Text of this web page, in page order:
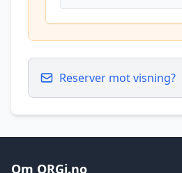
Reserver mot visning?
Om ORGi.no